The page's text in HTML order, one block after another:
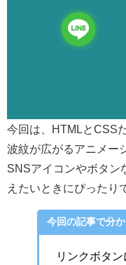
今回は、HTMLとCSS
波紋が広がるアニメー
SNSアイコンやボタン
えたいときにぴったり
今回の記事で分
リンクボタ